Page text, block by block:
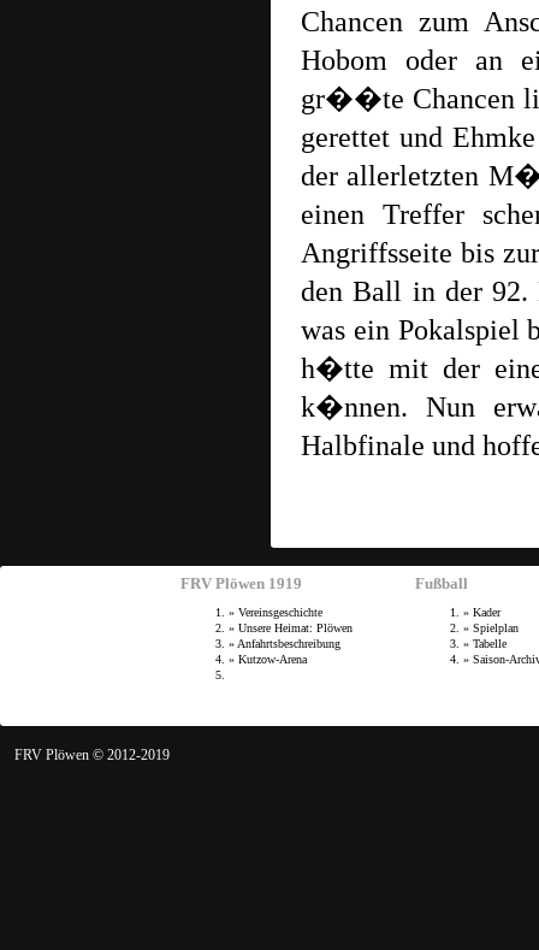
Chancen zum
Hobom oder an
gr��te Chancen
gerettet und
der allerletzten
einen Treffer
Angriffsseite bis
den Ball in der 92.
was ein Pokalspiel
h�tte mit der
k�nnen. Nun
Halbfinale und
FRV Plöwen 1919
» Vereinsgeschichte
» Unsere Heimat: Plöwen
» Anfahrtsbeschreibung
» Kutzow-Arena
Fußball
» Kader
» Spielplan
» Tabelle
» Saison-
FRV Plöwen © 2012-2019